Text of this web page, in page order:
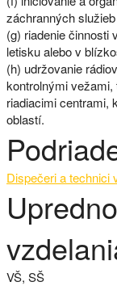
záchranných
(g) riadenie činnosti
letisku alebo v
(h) udržovanie
kontrolnými
riadiacimi centrami,
oblastí.
Dispečeri a technici
VŠ, SŠ